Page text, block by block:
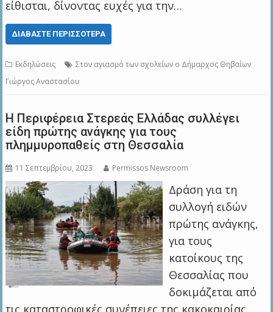
είθισται, δίνοντας ευχές για την…
ΔΙΑΒΆΣΤΕ ΠΕΡΙΣΣΌΤΕΡΑ
Εκδηλώσεις
Στον αγιασμό των σχολείων ο Δήμαρχος Θηβαίων
Γιώργος Αναστασίου
Η Περιφέρεια Στερεάς Ελλάδας συλλέγει
είδη πρώτης ανάγκης για τους
πλημμυροπαθείς στη Θεσσαλία
11 Σεπτεμβρίου, 2023 Permissos Newsroom
Δράση για τη
συλλογή ειδών
πρώτης ανάγκης,
για τους
κατοίκους της
Θεσσαλίας που
δοκιμάζεται από
τις καταστροφικές συνέπειες της κακοκαιρίας